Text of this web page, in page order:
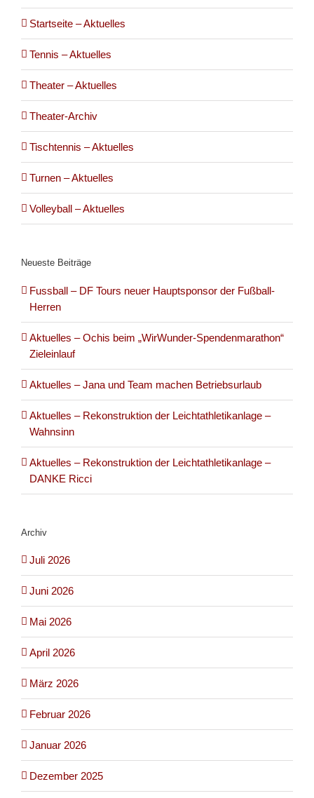
Startseite – Aktuelles
Tennis – Aktuelles
Theater – Aktuelles
Theater-Archiv
Tischtennis – Aktuelles
Turnen – Aktuelles
Volleyball – Aktuelles
Neueste Beiträge
Fussball – DF Tours neuer Hauptsponsor der Fußball-
Herren
Aktuelles – Ochis beim „WirWunder-Spendenmarathon“
Zieleinlauf
Aktuelles – Jana und Team machen Betriebsurlaub
Aktuelles – Rekonstruktion der Leichtathletikanlage –
Wahnsinn
Aktuelles – Rekonstruktion der Leichtathletikanlage –
DANKE Ricci
Archiv
Juli 2026
Juni 2026
Mai 2026
April 2026
März 2026
Februar 2026
Januar 2026
Dezember 2025